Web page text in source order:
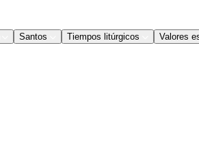
Santos Tiempos litúrgicos Valores